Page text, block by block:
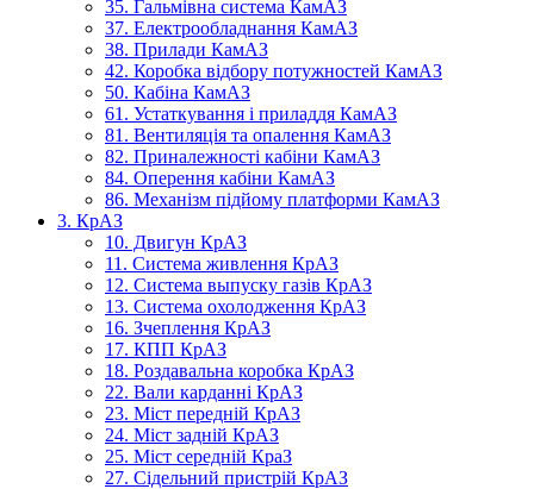
35. Гальмівна система КамАЗ
37. Електрообладнання КамАЗ
38. Прилади КамАЗ
42. Коробка відбору потужностей КамАЗ
50. Кабіна КамАЗ
61. Устаткування і приладдя КамАЗ
81. Вентиляція та опалення КамАЗ
82. Приналежності кабіни КамАЗ
84. Оперення кабіни КамАЗ
86. Механізм підйому платформи КамАЗ
3. КрАЗ
10. Двигун КрАЗ
11. Система живлення КрАЗ
12. Система выпуску газів КрАЗ
13. Система охолодження КрАЗ
16. Зчеплення КрАЗ
17. КПП КрАЗ
18. Роздавальна коробка КрАЗ
22. Вали карданні КрАЗ
23. Міст передній КрАЗ
24. Міст задній КрАЗ
25. Міст середній КраЗ
27. Сідельний пристрій КрАЗ